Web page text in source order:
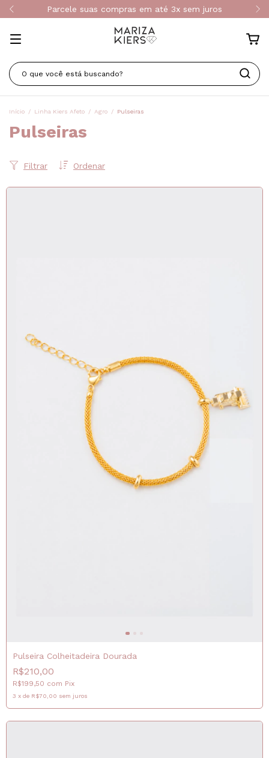
Parcele suas compras em até 3x sem juros
Início / Linha Kiers Afeto / Agro / Pulseiras
Pulseiras
Ordenar
Filtrar
Pulseira Colheitadeira Dourada
R$210,00
R$199,50 com Pix
3 x de R$70,00 sem juros